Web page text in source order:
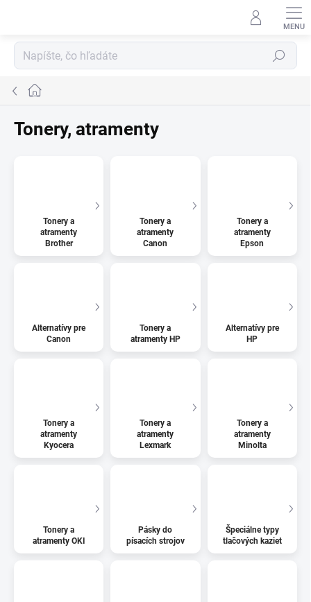
Hľadať
Domov
Tonery, atramenty
Tonery a
atramenty
Brother
Tonery a
atramenty
Canon
Tonery a
atramenty
Epson
Alternatívy pre
Canon
Tonery a
atramenty HP
Alternatívy pre
HP
Tonery a
atramenty
Kyocera
Tonery a
atramenty
Lexmark
Tonery a
atramenty
Minolta
Tonery a
atramenty OKI
Pásky do
písacích strojov
Špeciálne typy
tlačových kaziet